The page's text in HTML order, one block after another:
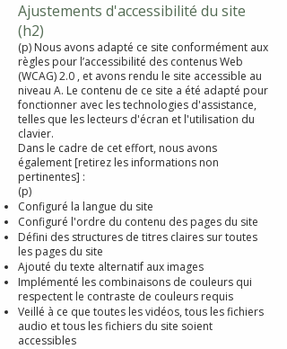
Ajustements d'accessibilité du site
(h2)
(p) Nous avons adapté ce site conformément aux
règles pour l’accessibilité des contenus Web
(WCAG) 2.0 , et avons rendu le site accessible au
niveau A. Le contenu de ce site a été adapté pour
fonctionner avec les technologies d'assistance,
telles que les lecteurs d'écran et l'utilisation du
clavier.
Dans le cadre de cet effort, nous avons
également [retirez les informations non
pertinentes] :
(p)​
Configuré la langue du site
Configuré l'ordre du contenu des pages du site
Défini des structures de titres claires sur toutes
les pages du site
Ajouté du texte alternatif aux images
Implémenté les combinaisons de couleurs qui
respectent le contraste de couleurs requis
Veillé à ce que toutes les vidéos, tous les fichiers
audio et tous les fichiers du site soient
accessibles